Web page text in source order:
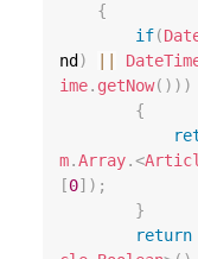
{
if(
nd )
ime. getNow( ) ) )
{
m.Array.<
[0] ) ;
}
return